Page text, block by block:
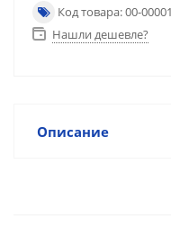
Код товара: 00-
Нашли дешевле?
Описание